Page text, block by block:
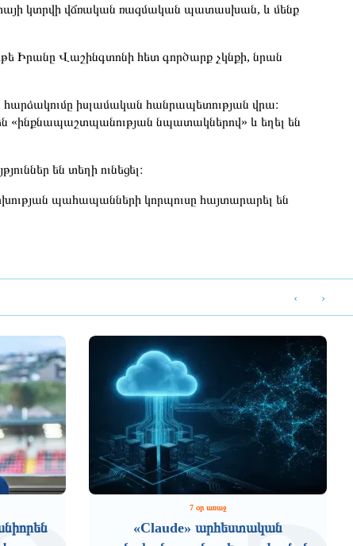
կտրվի վճռական ռազմական պատասխան, և մենք
Վաշինգտոնի հետ գործարք չկնքի, նրան
հարձակումը իսլամական հանրապետության վրա։
«ինքնապաշտպանության նպատակներով» և եղել են
են տեղի ունեցել։
պահապանների կորպուսը հայտարարել են
7 օր առաջ
«Claude» արհեստական
‹ ›